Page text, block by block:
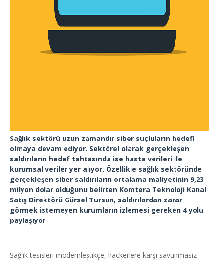
Sağlık sektörü uzun zamandır siber suçluların hedefi
olmaya devam ediyor. Sektörel olarak gerçekleşen
saldırıların hedef tahtasında ise hasta verileri ile
kurumsal veriler yer alıyor. Özellikle sağlık sektöründe
gerçekleşen siber saldırıların ortalama maliyetinin 9,23
milyon dolar olduğunu belirten Komtera Teknoloji Kanal
Satış Direktörü Gürsel Tursun, saldırılardan zarar
görmek istemeyen kurumların izlemesi gereken 4 yolu
paylaşıyor
Sağlık tesisleri modernleştikçe, hackerlere karşı savunmasız